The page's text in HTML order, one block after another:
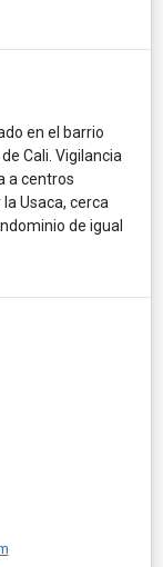
en el barrio
Cali. Vigilancia
a centros
Usaca, cerca
de igual